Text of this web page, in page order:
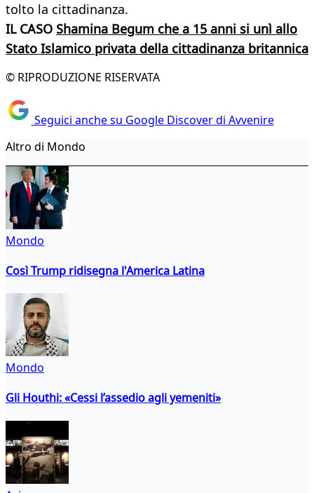
tolto la cittadinanza.
IL CASO Shamina Begum che a 15 anni si unì allo
Stato Islamico privata della cittadinanza britannica
© RIPRODUZIONE RISERVATA
Seguici anche su Google Discover di Avvenire
Altro di Mondo
Mondo
Così Trump ridisegna l'America Latina
Mondo
Gli Houthi: «Cessi l’assedio agli yemeniti»